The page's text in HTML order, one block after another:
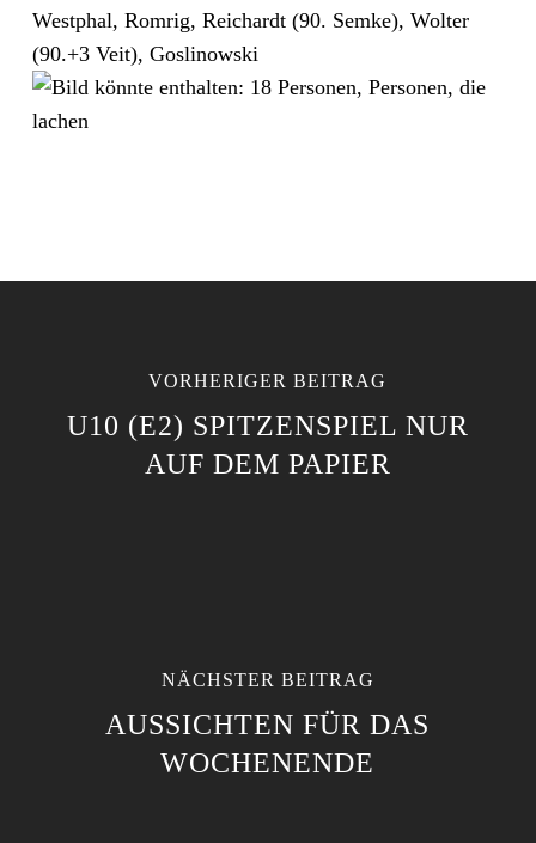
Westphal, Romrig, Reichardt (90. Semke), Wolter
(90.+3 Veit), Goslinowski
VORHERIGER BEITRAG
U10 (E2) SPITZENSPIEL NUR
AUF DEM PAPIER
NÄCHSTER BEITRAG
AUSSICHTEN FÜR DAS
WOCHENENDE